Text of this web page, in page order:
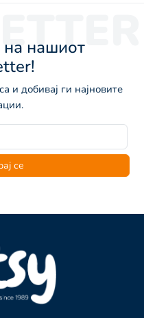
на нашиот
и добивај ги најновите
се